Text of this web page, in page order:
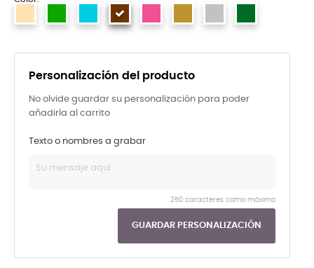
Personalización del producto
No olvide guardar su personalización para poder
añadirla al carrito
Texto o nombres a grabar
250 caracteres como máximo
GUARDAR PERSONALIZACIÓN